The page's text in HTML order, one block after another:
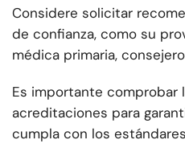
Considere solicitar
de confianza, como su
médica primaria,
Es importante comprobar
acreditaciones para
cumpla con los